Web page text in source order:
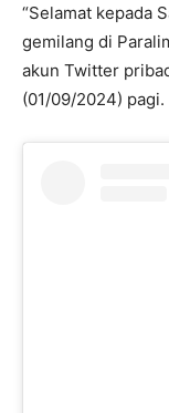
“Selamat kepada
gemilang di
akun Twitter
(01/09/2024) pagi.